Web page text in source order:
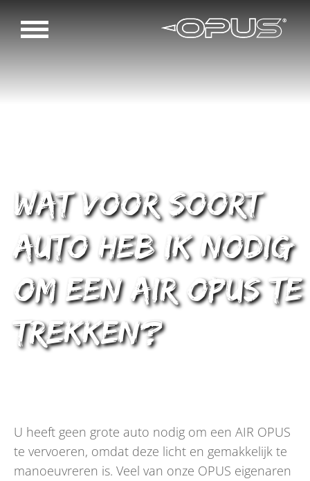
Wat voor soort
auto heb ik nodig
om een AIR OPUS te
trekken?
U heeft geen grote auto nodig om een AIR OPUS
te vervoeren, omdat deze licht en gemakkelijk te
manoeuvreren is. Veel van onze OPUS eigenaren